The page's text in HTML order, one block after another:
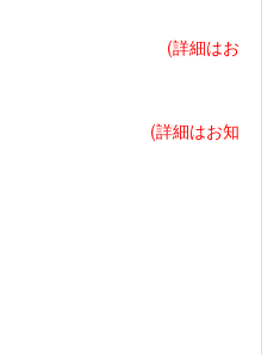
(詳細はお
(詳細はお知